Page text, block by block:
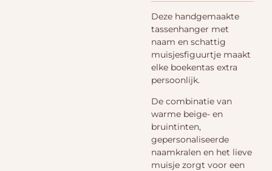
Deze handgemaakte
tassenhanger met
naam en schattig
muisjesfiguurtje maakt
elke boekentas extra
persoonlijk.
De combinatie van
warme beige- en
bruintinten,
gepersonaliseerde
naamkralen en het lieve
muisje zorgt voor een